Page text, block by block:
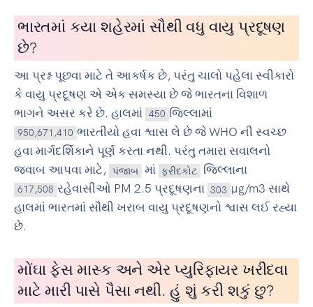
ભારતમાં કયા શહેરમાં સૌથી વધુ વાયુ પ્રદૂષણ
છે?
આ પ્રશ્ન પૂછવા માટે તે આકર્ષક છે, પરંતુ ચાલો પહેલા સ્વીકારો
કે વાયુ પ્રદૂષણ એ એક સમસ્યા છે જે ભારતના વિશાળ
ભાગને અસર કરે છે. હાલમાં 450 જિલ્લામાં
950,671,410 ભારતીયો હવા શ્વાસ લે છે જે WHO ની સ્વચ્છ
હવા માર્ગદર્શિકાને પૂર્ણ કરતા નથી. પરંતુ તમારા સવાલનો
જવાબ આપવા માટે,
પંજાબ માં ફરીદકોટ જિલ્લાના
617,508 રહેવાસીઓ PM 2.5 પ્રદૂષણના 303 µg/m3 સાથે
હાલમાં ભારતમાં સૌથી ખરાબ વાયુ પ્રદૂષણનો શ્વાસ લઈ રહ્યા
છે.
મોંઘા ફેસ માસ્ક અને એર પ્યુરિફાયર ખરીદવા
માટે મારી પાસે પૈસા નથી. હું શું કરી શકું છુ?